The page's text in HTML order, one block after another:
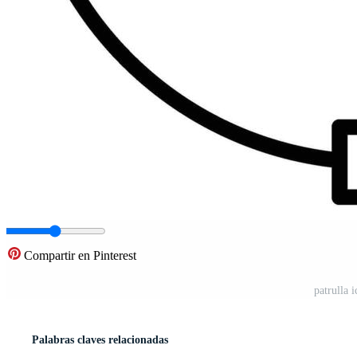
Compartir en Pinterest
patrulla
Palabras claves relacionadas